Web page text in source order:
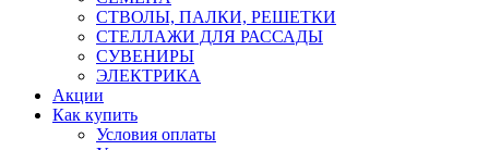
СТВОЛЫ, ПАЛКИ, РЕШЕТКИ
СТЕЛЛАЖИ ДЛЯ РАССАДЫ
СУВЕНИРЫ
ЭЛЕКТРИКА
Акции
Как купить
Условия оплаты